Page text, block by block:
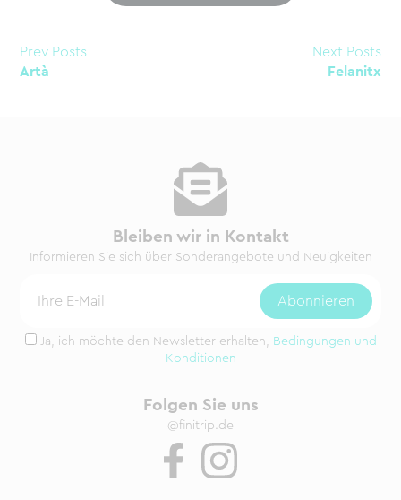
Prev Posts
Artà
Next Posts
Felanitx
Bleiben wir in Kontakt
Informieren Sie sich über Sonderangebote und Neuigkeiten
Ja, ich möchte den Newsletter erhalten, Bedingungen und
Konditionen
Folgen Sie uns
@finitrip.de